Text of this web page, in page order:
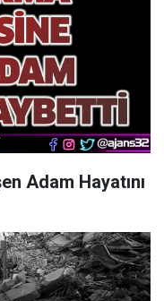
Adam Hayatını